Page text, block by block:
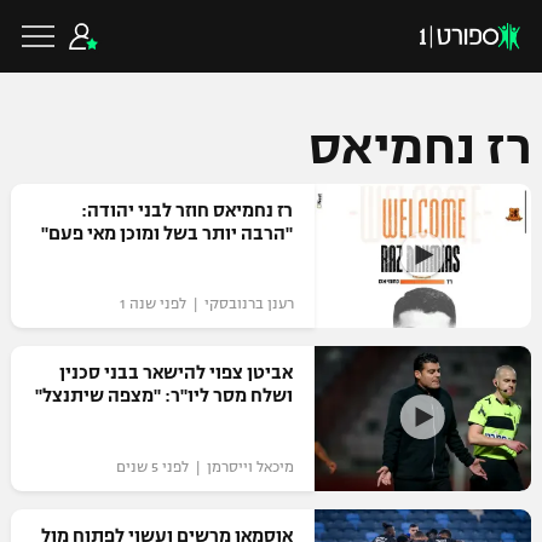
כדורגל ישראלי
ליגת העל
גביע הטוטו
ליגיונרים
גביע המדינה
כדורגל עולמי
ליגת האלופות
ליגה אירופית
ליגה אנגלית
כדורסל ישראלי
ליגת ווינר סל
ליגה לאומית
כדורסל עולמי
NBA
רז נחמיאס
רז נחמיאס חוזר לבני יהודה:
"הרבה יותר בשל ומוכן מאי פעם"
רענן ברנובסקי | לפני שנה 1
אביטן צפוי להישאר בבני סכנין
ושלח מסר ליו"ר: "מצפה שיתנצל"
מיכאל וייסרמן | לפני 5 שנים
אוסמאן מרשים ועשוי לפתוח מול